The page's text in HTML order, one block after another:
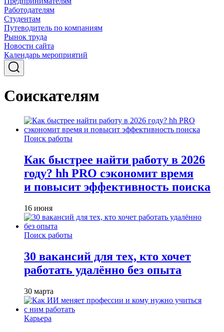
Работодателям
Студентам
Путеводитель по компаниям
Рынок труда
Новости сайта
Календарь мероприятий
Соискателям
Поиск работы
Как быстрее найти работу в 2026
году? hh PRO сэкономит время
и повысит эффективность поиска
16 июня
Поиск работы
30 вакансий для тех, кто хочет
работать удалённо без опыта
30 марта
Карьера